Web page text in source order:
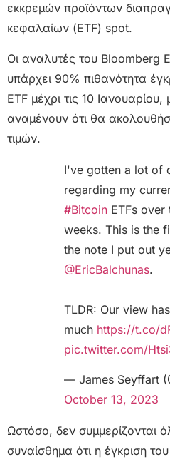
εκκρεμών προϊόντων
κεφαλαίων (ETF) spot.
Οι αναλυτές του Bloomberg
υπάρχει 90% πιθανότητα
ETF μέχρι τις 10
αναμένουν ότι θα
τιμών.
I've gotten a lot of
regarding my
#Bitcoin ETFs
weeks. This is the
the note I put out
@EricBalchunas.
TLDR: Our view
much https://t.co/
pic.twitter.com/
— James Seyffart
October 13, 2023
Ωστόσο, δεν συμμερίζονται
συναίσθημα ότι η έγκριση